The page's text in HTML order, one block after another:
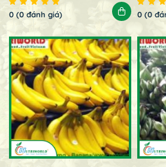
0 (0 đánh giá) 0 (0